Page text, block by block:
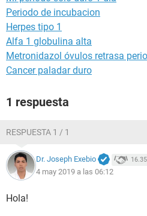
Periodo de incubacion
Herpes tipo 1
Alfa 1 globulina alta
Metronidazol óvulos retrasa
Cancer paladar duro
1 respuesta
RESPUESTA 1 / 1
Dr. Joseph Exebio
4 may 2019 a las 06:12
Hola!